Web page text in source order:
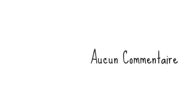
Aucun Commentaire